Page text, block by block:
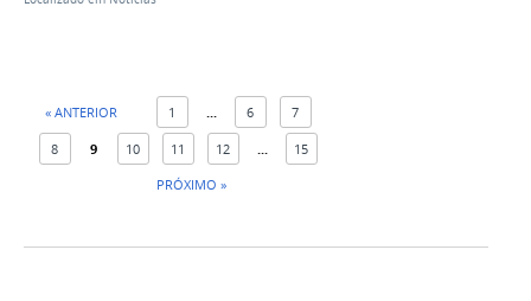
« ANTERIOR 1 6 7
8 9 10 11 12
15
PRÓXIMO »